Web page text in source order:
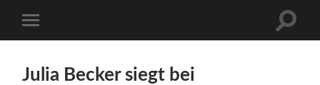
Menü
Julia Becker siegt bei